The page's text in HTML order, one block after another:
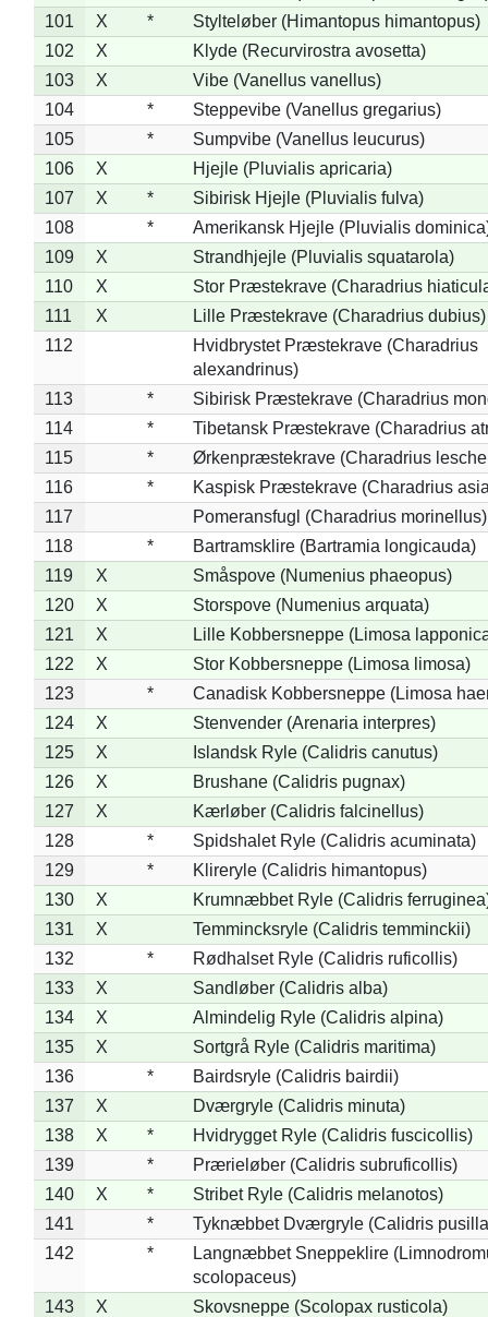
101
X *
Stylteløber (Himantopus himantopus)
102
X
Klyde (Recurvirostra avosetta)
103
X
Vibe (Vanellus vanellus)
104
*
Steppevibe (Vanellus gregarius)
105
*
Sumpvibe (Vanellus leucurus)
106
X
Hjejle (Pluvialis apricaria)
107
X *
Sibirisk Hjejle (Pluvialis fulva)
108
*
Amerikansk Hjejle (Pluvialis
109
X
Strandhjejle (Pluvialis squatarola)
110
X
Stor Præstekrave (Charadrius
111
X
Lille Præstekrave (Charadrius dubius)
112
Hvidbrystet Præstekrave (Charadrius
alexandrinus)
113
*
Sibirisk Præstekrave (Charadrius
114
*
Tibetansk Præstekrave (Charadrius
115
*
Ørkenpræstekrave (Charadrius
116
*
Kaspisk Præstekrave (Charadrius
117
Pomeransfugl (Charadrius morinellus)
118
*
Bartramsklire (Bartramia longicauda)
119
X
Småspove (Numenius phaeopus)
120
X
Storspove (Numenius arquata)
121
X
Lille Kobbersneppe (Limosa
122
X
Stor Kobbersneppe (Limosa limosa)
123
*
Canadisk Kobbersneppe (Limosa
124
X
Stenvender (Arenaria interpres)
125
X
Islandsk Ryle (Calidris canutus)
126
X
Brushane (Calidris pugnax)
127
X
Kærløber (Calidris falcinellus)
128
*
Spidshalet Ryle (Calidris acuminata)
129
*
Klireryle (Calidris himantopus)
130
X
Krumnæbbet Ryle (Calidris
131
X
Temmincksryle (Calidris temminckii)
132
*
Rødhalset Ryle (Calidris ruficollis)
133
X
Sandløber (Calidris alba)
134
X
Almindelig Ryle (Calidris alpina)
135
X
Sortgrå Ryle (Calidris maritima)
136
*
Bairdsryle (Calidris bairdii)
137
X
Dværgryle (Calidris minuta)
138
X *
Hvidrygget Ryle (Calidris fuscicollis)
139
*
Prærieløber (Calidris subruficollis)
140
X *
Stribet Ryle (Calidris melanotos)
141
*
Tyknæbbet Dværgryle (Calidris
142
*
Langnæbbet Sneppeklire
scolopaceus)
143
X
Skovsneppe (Scolopax rusticola)